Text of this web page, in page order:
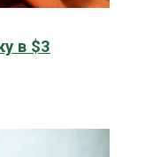
в $3